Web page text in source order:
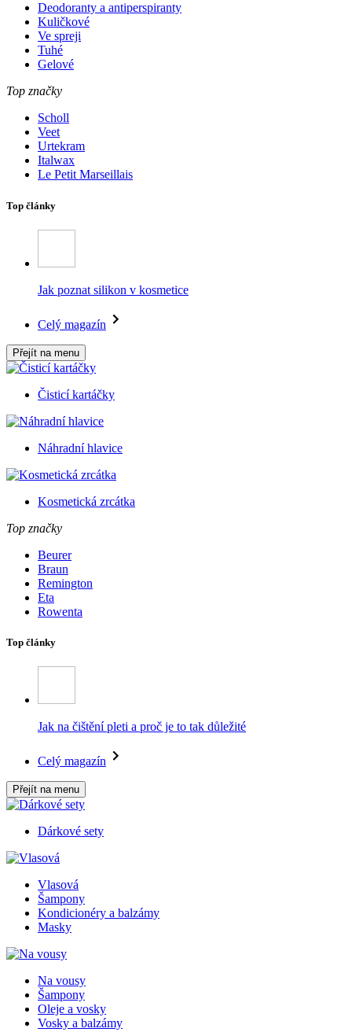
Deodoranty a antiperspiranty
Kuličkové
Ve spreji
Tuhé
Gelové
Top značky
Scholl
Veet
Urtekram
Italwax
Le Petit Marseillais
Top články
Jak poznat silikon v kosmetice
Celý magazín
Přejít na menu
Čisticí kartáčky
Náhradní hlavice
Kosmetická zrcátka
Top značky
Beurer
Braun
Remington
Eta
Rowenta
Top články
Jak na čištění pleti a proč je to tak důležité
Celý magazín
Přejít na menu
Dárkové sety
Vlasová
Šampony
Kondicionéry a balzámy
Masky
Na vousy
Šampony
Oleje a vosky
Vosky a balzámy